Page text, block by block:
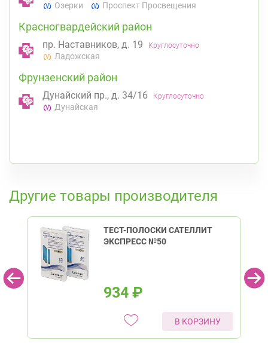
Озерки Проспект Просвещения
Красногвардейский район
пр. Наставников, д. 19 Круглосуточно
Ладожская
Фрунзенский район
Дунайский пр., д. 34/16 Круглосуточно
Дунайская
Другие товары производителя
ТЕСТ-ПОЛОСКИ САТЕЛЛИТ
ЭКСПРЕСС №50
934 ₽
В КОРЗИНУ